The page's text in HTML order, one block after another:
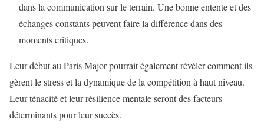
dans la communication sur le terrain. Une bonne entente et des
échanges constants peuvent faire la différence dans des
moments critiques.
Leur début au Paris Major pourrait également révéler comment ils
gèrent le stress et la dynamique de la compétition à haut niveau.
Leur ténacité et leur résilience mentale seront des facteurs
déterminants pour leur succès.